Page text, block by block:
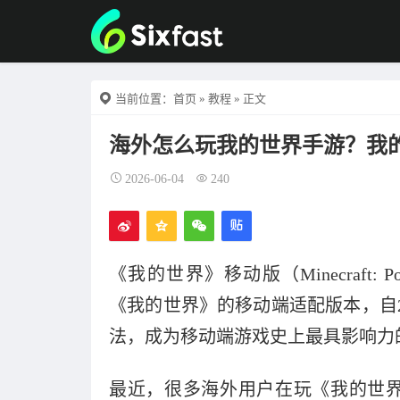
当前位置： 首页 » 教程 » 正文
海外怎么玩我的世界手游？我
2026-06-04 240
《我的世界》移动版（Minecraft:
《我的世界》的移动端适配版本，
法，成为移动端游戏史上最具影响
最近，很多海外用户在玩《我的世